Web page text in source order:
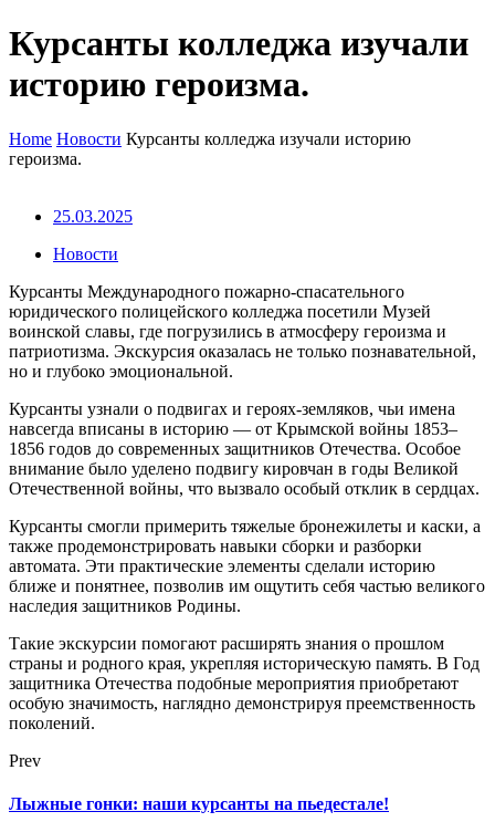
Курсанты колледжа изучали
историю героизма.
Home Новости Курсанты колледжа изучали историю
героизма.
25.03.2025
Новости
Курсанты Международного пожарно-спасательного
юридического полицейского колледжа посетили Музей
воинской славы, где погрузились в атмосферу героизма и
патриотизма. Экскурсия оказалась не только познавательной,
но и глубоко эмоциональной.
Курсанты узнали о подвигах и героях-земляков, чьи имена
навсегда вписаны в историю — от Крымской войны 1853–
1856 годов до современных защитников Отечества. Особое
внимание было уделено подвигу кировчан в годы Великой
Отечественной войны, что вызвало особый отклик в сердцах.
Курсанты смогли примерить тяжелые бронежилеты и каски, а
также продемонстрировать навыки сборки и разборки
автомата. Эти практические элементы сделали историю
ближе и понятнее, позволив им ощутить себя частью великого
наследия защитников Родины.
Такие экскурсии помогают расширять знания о прошлом
страны и родного края, укрепляя историческую память. В Год
защитника Отечества подобные мероприятия приобретают
особую значимость, наглядно демонстрируя преемственность
поколений.
Prev
Лыжные гонки: наши курсанты на пьедестале!